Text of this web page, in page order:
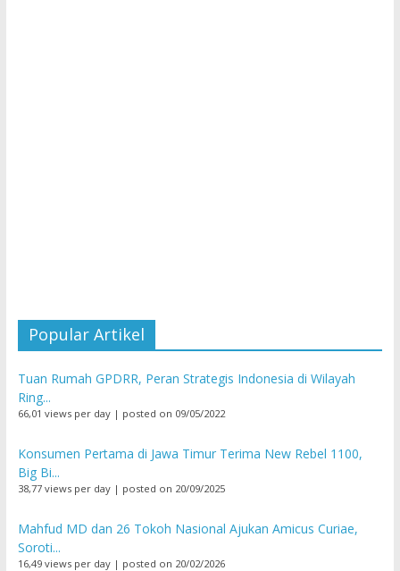
Popular Artikel
Tuan Rumah GPDRR, Peran Strategis Indonesia di Wilayah
Ring...
66,01 views per day| posted on 09/05/2022
Konsumen Pertama di Jawa Timur Terima New Rebel 1100,
Big Bi...
38,77 views per day| posted on 20/09/2025
Mahfud MD dan 26 Tokoh Nasional Ajukan Amicus Curiae,
Soroti...
16,49 views per day| posted on 20/02/2026